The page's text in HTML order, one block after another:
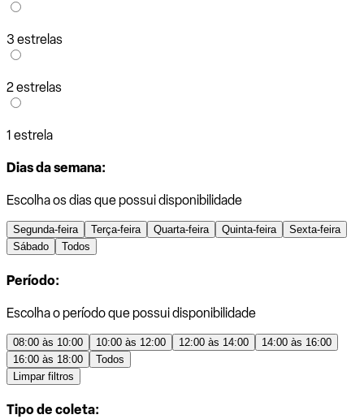
3 estrelas
2 estrelas
1 estrela
Dias da semana:
Escolha os dias que possui disponibilidade
Segunda-feira Terça-feira Quarta-feira Quinta-feira
Sexta-feira
Sábado
Todos
Período:
Escolha o período que possui disponibilidade
08:00 às 10:00 10:00 às 12:00 12:00 às 14:00
14:00 às 16:00
16:00 às 18:00
Todos
Limpar filtros
Tipo de coleta: